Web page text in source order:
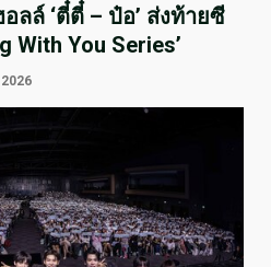
ลล์ ‘ตี๋ตี๋ – ป๋อ’ ส่งท้ายซี
With You Series’